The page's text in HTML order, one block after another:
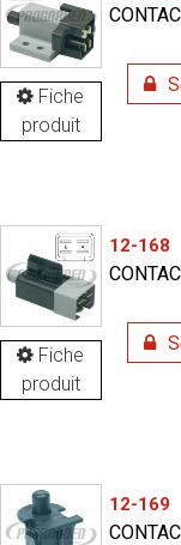
Fiche
produit
Fiche
produit
12-168
12-169